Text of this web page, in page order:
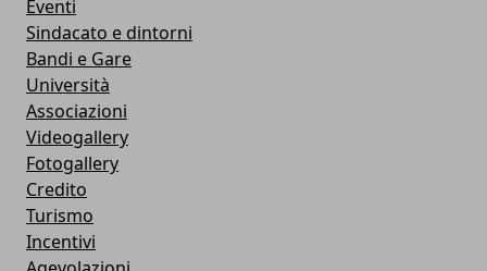
Eventi
Sindacato e dintorni
Bandi e Gare
Università
Associazioni
Videogallery
Fotogallery
Credito
Turismo
Incentivi